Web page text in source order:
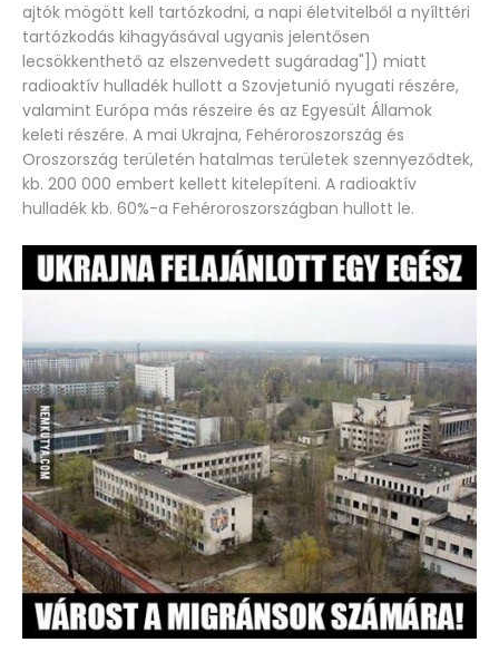
ajtók mögött kell tartózkodni, a napi életvitelből a nyílttéri
tartózkodás kihagyásával ugyanis jelentősen
lecsökkenthető az elszenvedett sugáradag"]) miatt
radioaktív hulladék hullott a Szovjetunió nyugati részére,
valamint Európa más részeire és az Egyesült Államok
keleti részére. A mai Ukrajna, Fehéroroszország és
Oroszország területén hatalmas területek szennyeződtek,
kb. 200 000 embert kellett kitelepíteni. A radioaktív
hulladék kb. 60%-a Fehéroroszországban hullott le.